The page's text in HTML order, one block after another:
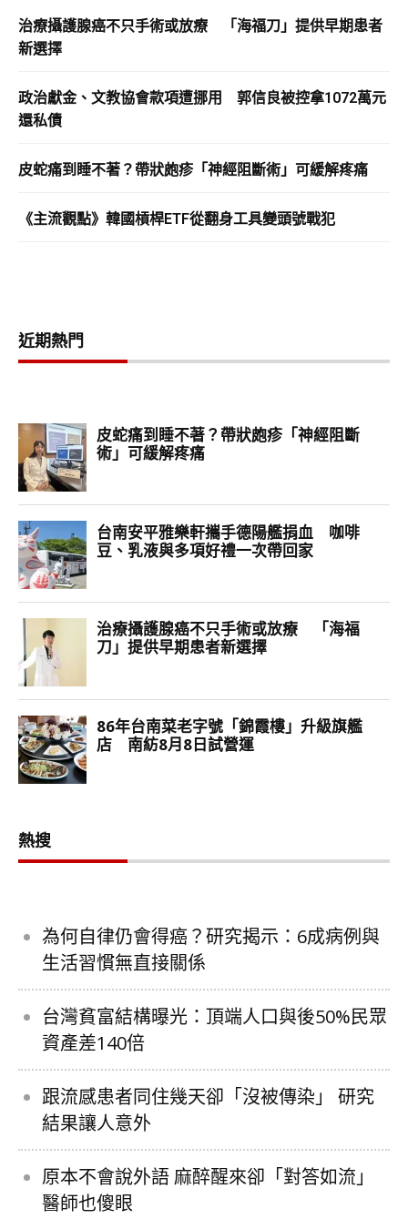
治療攝護腺癌不只手術或放療 「海福刀」提供早期患者
新選擇
政治獻金、文教協會款項遭挪用 郭信良被控拿1072萬元
還私債
皮蛇痛到睡不著？帶狀皰疹「神經阻斷術」可緩解疼痛
《主流觀點》韓國槓桿ETF從翻身工具變頭號戰犯
近期熱門
熱搜
為何自律仍會得癌？研究揭示：6成病例與
生活習慣無直接關係
台灣貧富結構曝光：頂端人口與後50%民眾
資產差140倍
跟流感患者同住幾天卻「沒被傳染」 研究
結果讓人意外
原本不會說外語 麻醉醒來卻「對答如流」
醫師也傻眼